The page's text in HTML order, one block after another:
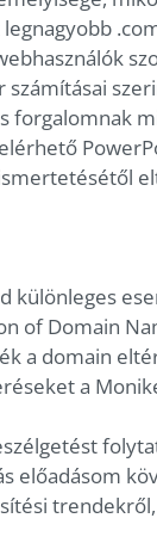
különleges
of Domain
a domain
a
előadásom